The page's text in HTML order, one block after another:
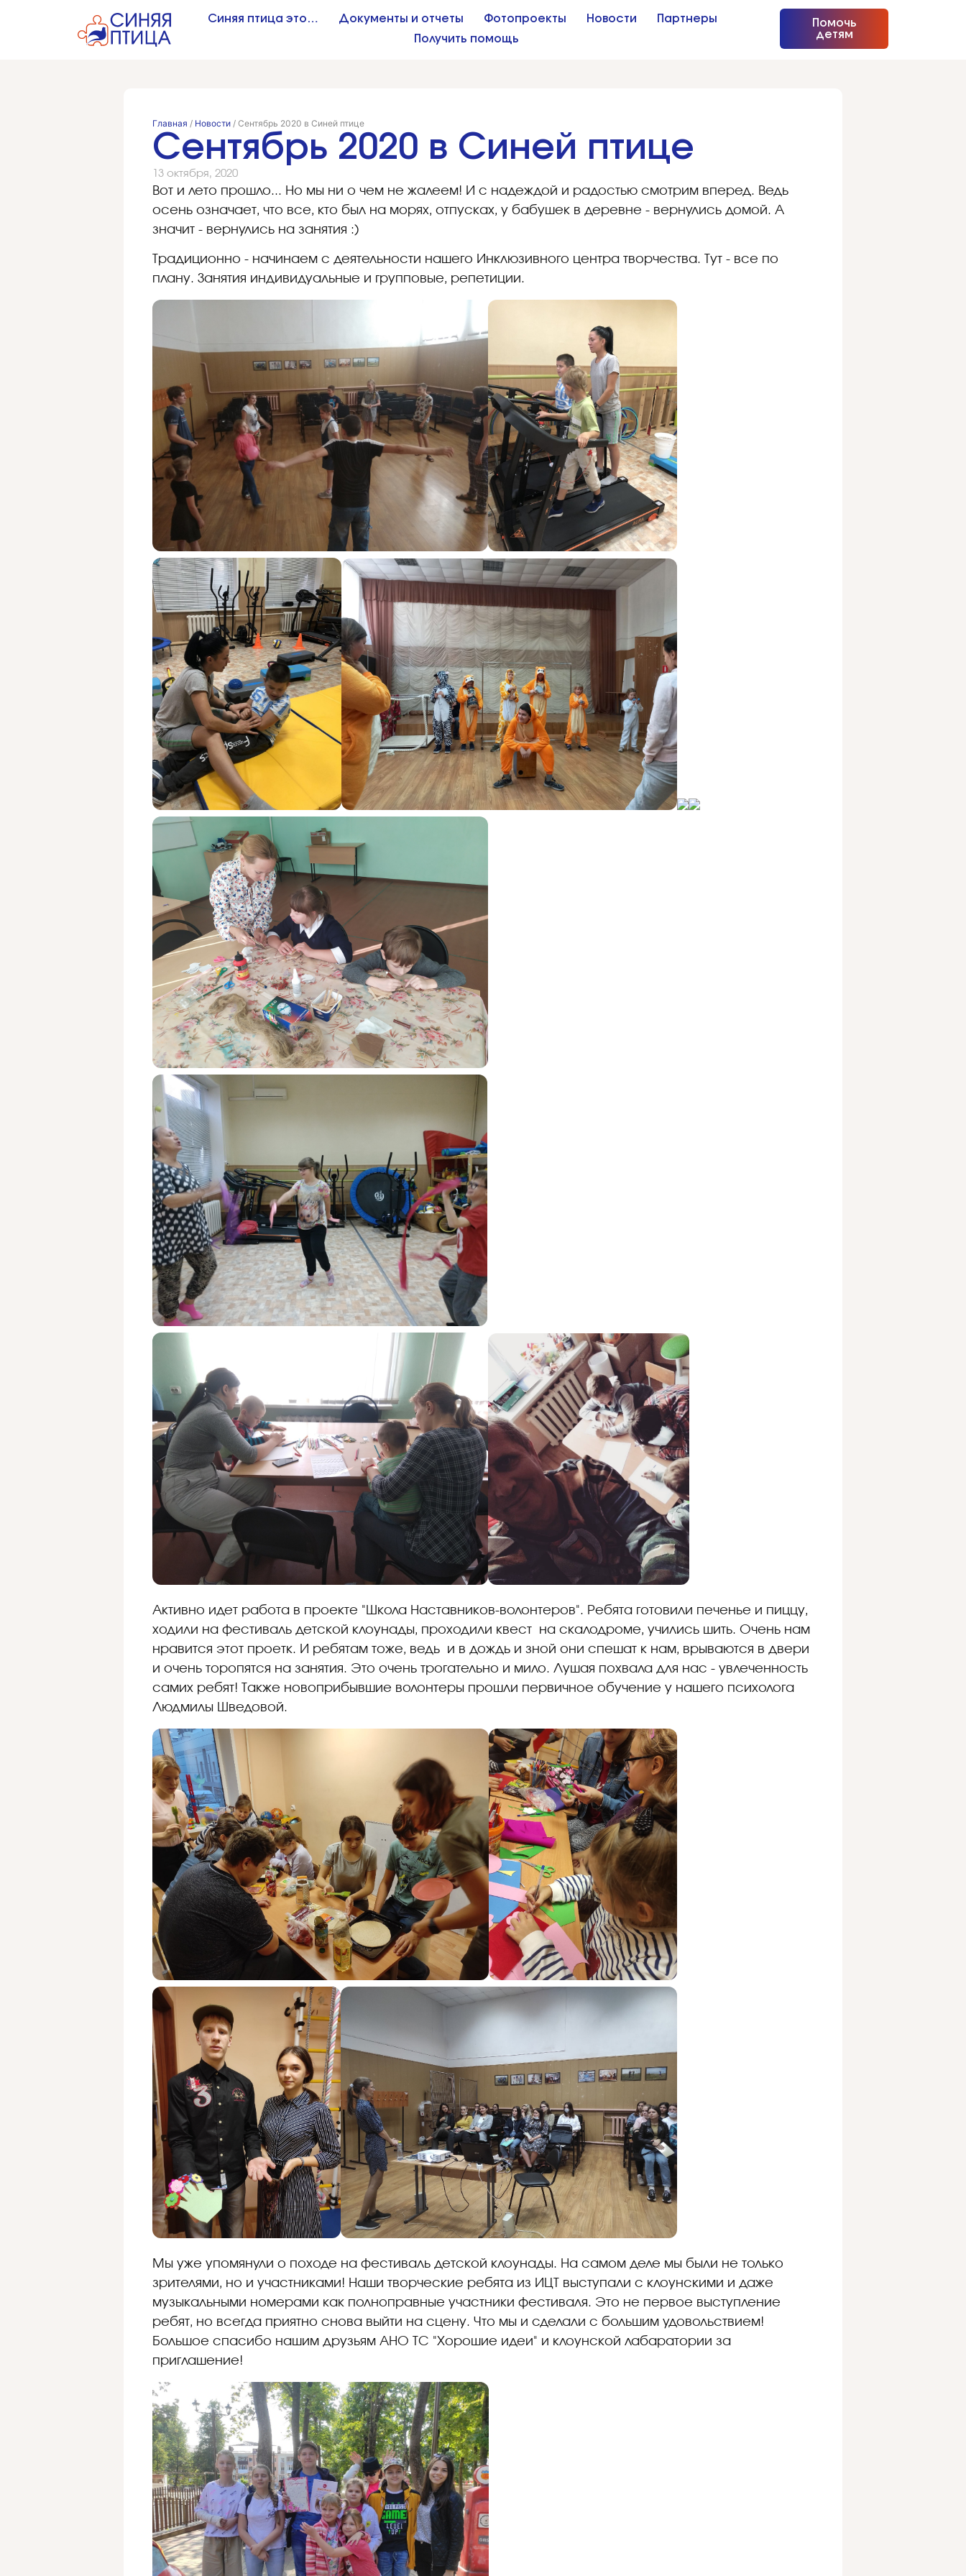
Синяя птица это… Документы и отчеты Фотопроекты Новости
Партнеры
Получить помощь
Помочь
детям
Главная / Новости / Сентябрь 2020 в Синей птице
Сентябрь 2020 в Синей птице
13 октября, 2020
Вот и лето прошло... Но мы ни о чем не жалеем! И с надеждой и радостью смотрим вперед. Ведь
осень означает, что все, кто был на морях, отпусках, у бабушек в деревне - вернулись домой. А
значит - вернулись на занятия :)
Традиционно - начинаем с деятельности нашего Инклюзивного центра творчества. Тут - все по
плану. Занятия индивидуальные и групповые, репетиции.
Активно идет работа в проекте "Школа Наставников-волонтеров". Ребята готовили печенье и пиццу,
ходили на фестиваль детской клоунады, проходили квест на скалодроме, учились шить. Очень нам
нравится этот проетк. И ребятам тоже, ведь и в дождь и зной они спешат к нам, врываются в двери
и очень торопятся на занятия. Это очень трогательно и мило. Лушая похвала для нас - увлеченность
самих ребят! Также новоприбывшие волонтеры прошли первичное обучение у нашего психолога
Людмилы Шведовой.
Мы уже упомянули о походе на фестиваль детской клоунады. На самом деле мы были не только
зрителями, но и участниками! Наши творческие ребята из ИЦТ выступали с клоунскими и даже
музыкальными номерами как полноправные участники фестиваля. Это не первое выступление
ребят, но всегда приятно снова выйти на сцену. Что мы и сделали с большим удовольствием!
Большое спасибо нашим друзьям АНО ТС "Хорошие идеи" и клоунской лабаратории за
приглашение!